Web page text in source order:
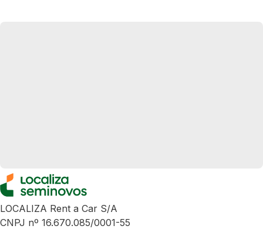
LOCALIZA Rent a Car S/A
CNPJ nº 16.670.085/0001-55